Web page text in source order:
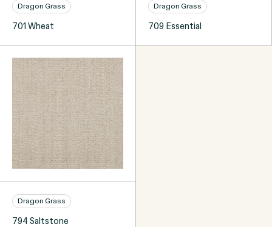
Dragon Grass
701 Wheat
Dragon Grass
709 Essential
Dragon Grass
794 Saltstone